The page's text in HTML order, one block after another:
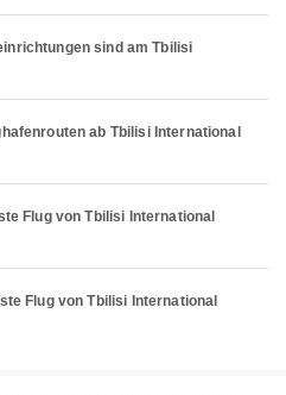
sind am Tbilisi
ab Tbilisi International
Flug von Tbilisi International
Flug von Tbilisi International